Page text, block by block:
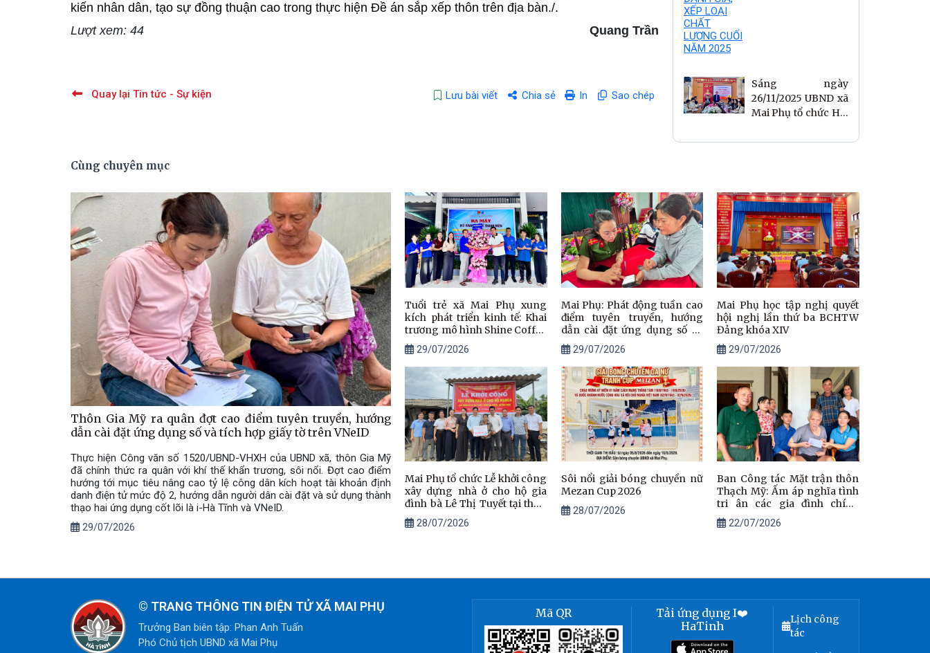
kiến nhân dân, tạo sự đồng thuận cao trong thực hiện Đề án sắp xếp thôn trên địa bàn./.
Lượt xem: 44
Quang Trần
Quay lại Tin tức - Sự kiện Lưu bài viết Chia sẻ In Sao chép
Sáng ngày
26/11/2025 UBND xã
Mai Phụ tổ chức Hội
đạo thực hiện một
2026!
Cùng chuyên mục
Thôn Gia Mỹ ra quân đợt cao điểm tuyên truyền, hướng
dẫn cài đặt ứng dụng số và tích hợp giấy tờ trên VNeID
Thực hiện Công văn số 1520/UBND-VHXH của UBND xã, thôn Gia Mỹ
đã chính thức ra quân với khí thế khẩn trương, sôi nổi. Đợt cao điểm
hướng tới mục tiêu nâng cao tỷ lệ công dân kích hoạt tài khoản định
danh điện tử mức độ 2, hướng dẫn người dân cài đặt và sử dụng thành
thạo hai ứng dụng cốt lõi là i-Hà Tĩnh và VNeID.
29/07/2026
Tuổi trẻ xã Mai Phụ xung
kích phát triển kinh tế: Khai
trương mô hình Shine Coffee
tại thị tứ Thạch Châu
29/07/2026
Mai Phụ: Phát động tuần cao
điểm tuyên truyền, hướng
dẫn cài đặt ứng dụng số và
tích hợp giấy tờ trên VNeID
29/07/2026
Mai Phụ học tập nghị quyết
hội nghị lần thứ ba BCHTW
Đảng khóa XIV
29/07/2026
Mai Phụ tổ chức Lễ khởi công
xây dựng nhà ở cho hộ gia
đình bà Lê Thị Tuyết tại thôn
Gia Thiện.
28/07/2026
Sôi nổi giải bóng chuyền nữ
Mezan Cup 2026
28/07/2026
Ban Công tác Mặt trận thôn
Thạch Mỹ: Ấm áp nghĩa tình
tri ân các gia đình chính
sách, người có công có hoàn
cảnh khó khăn.
22/07/2026
© TRANG THÔNG TIN ĐIỆN TỬ XÃ MAI PHỤ
Trưởng Ban biên tập: Phan Anh Tuấn
Phó Chủ tịch UBND xã Mai Phụ
Mã QR
Tải ứng dụng I❤️
HaTinh
Lịch công
tác